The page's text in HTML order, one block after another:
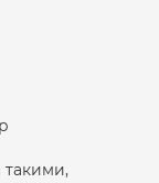
такими,